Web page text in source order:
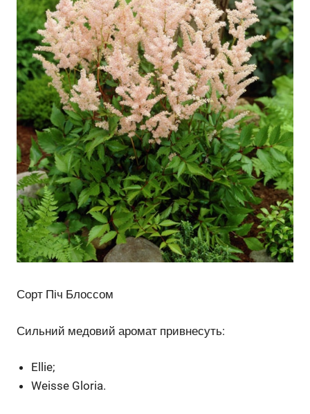
Сорт Піч Блоссом
Сильний медовий аромат привнесуть:
Ellie;
Weisse Gloria.